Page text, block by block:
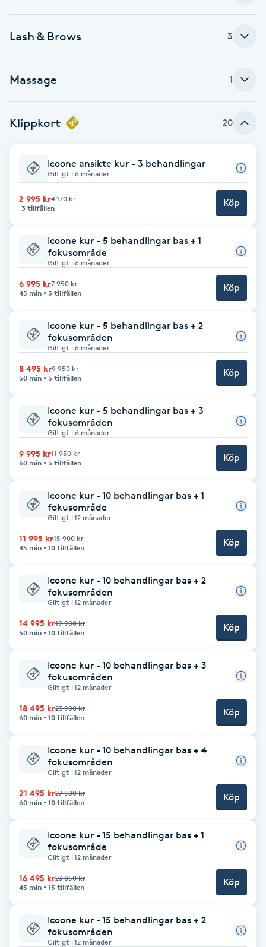
Fotsvamp
Fransar
Fransförlängning
Fransförlängning Megavolym
Fransförlängning Volym
Fransrengöring
Frekvensterapi
Friskvård
Friskvårdsmassage
Funktionsanalys
Färgning
Föning
G
Gel naglar
Gelenaglar
Gellack med förstärkning
Gravidmassage
Gravidyoga
Gruppträning
Gua Sha-massage
Headspa
Healing
Lash & Brows 3
Massage 1
Klippkort 20
Icoone ansikte kur - 3 behandlingar
Giltigt i 6 månader
2 995 kr4 170 kr
3 tillfällen
Köp
Icoone kur - 5 behandlingar bas + 1
fokusområde
Giltigt i 6 månader
6 995 kr7 950 kr
45 min
5 tillfällen Köp
Icoone kur - 5 behandlingar bas + 2
fokusområden
Giltigt i 6 månader
8 495 kr9 950 kr
50 min
5 tillfällen Köp
Icoone kur - 5 behandlingar bas + 3
fokusområden
Giltigt i 6 månader
9 995 kr11 950 kr
60 min
5 tillfällen Köp
Icoone kur - 10 behandlingar bas + 1
fokusområde
Giltigt i 12 månader
11 995 kr15 900 kr
45 min
10 tillfällen Köp
Icoone kur - 10 behandlingar bas + 2
fokusområden
Giltigt i 12 månader
14 995 kr19 900 kr
50 min
10 tillfällen Köp
Icoone kur - 10 behandlingar bas + 3
fokusområden
Giltigt i 12 månader
18 495 kr23 900 kr
60 min
10 tillfällen Köp
Icoone kur - 10 behandlingar bas + 4
fokusområden
Giltigt i 12 månader
21 495 kr27 500 kr
60 min
10 tillfällen Köp
Icoone kur - 15 behandlingar bas + 1
fokusområde
Giltigt i 12 månader
16 495 kr23 850 kr
45 min
15 tillfällen Köp
Icoone kur - 15 behandlingar bas + 2
fokusområden
Giltigt i 12 månader